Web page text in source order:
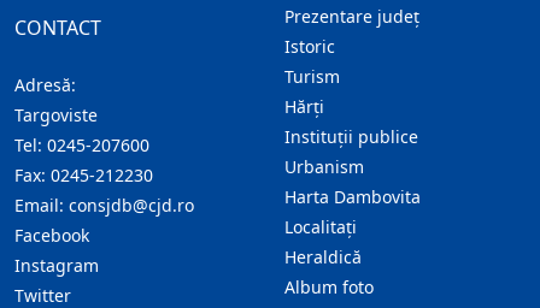
CONTACT
Adresă:
Targoviste
Tel: 0245-207600
Fax: 0245-212230
Email: consjdb@cjd.ro
Facebook
Instagram
Twitter
Prezentare judeţ
Istoric
Turism
Hărţi
Instituţii publice
Urbanism
Harta Dambovita
Localitaţi
Heraldică
Album foto